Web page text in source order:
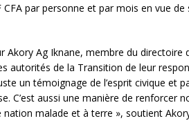
par personne et par mois en vue
Akory Ag Iknane, membre du directoire
autorités de la Transition de leur
un témoignage de l’esprit civique et
C’est aussi une manière de renforcer
malade et à terre », soutient